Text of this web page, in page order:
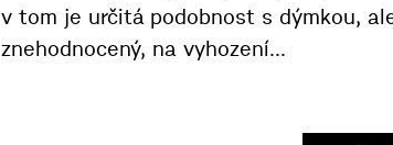
v tom je určitá podobnost s dýmkou,
znehodnocený, na vyhození...